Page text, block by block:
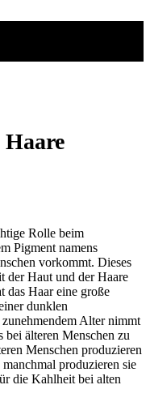
Rolle beim
Pigment namens
vorkommt. Dieses
der Haut und der Haare
das Haar eine große
dunklen
Alter nimmt
älteren Menschen zu
Menschen produzieren
produzieren sie
die Kahlheit bei alten